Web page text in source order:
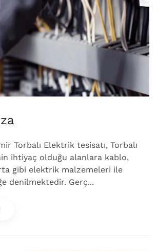
Torbalı Elektrik tesisatı, Torbalı
ihtiyaç olduğu alanlara kablo,
gibi elektrik malzemeleri ile
denilmektedir. Gerç...